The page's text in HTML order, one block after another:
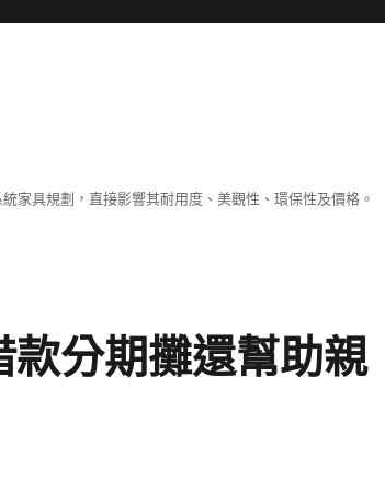
家具規劃，直接影響其耐用度、美觀性、環保性及價格。
分期攤還幫助親